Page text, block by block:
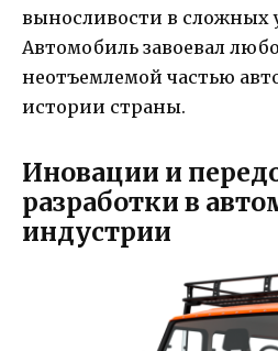
выносливости в сложных
Автомобиль завоевал
неотъемлемой частью
истории страны.
Иновации и
разработки в
индустрии